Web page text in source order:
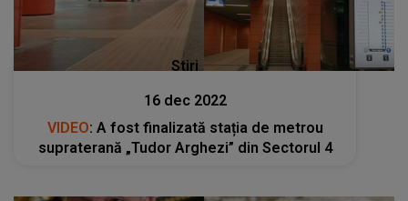
Stiri
16 dec 2022
VIDEO: A fost finalizată stația de metrou
supraterană „Tudor Arghezi” din Sectorul 4